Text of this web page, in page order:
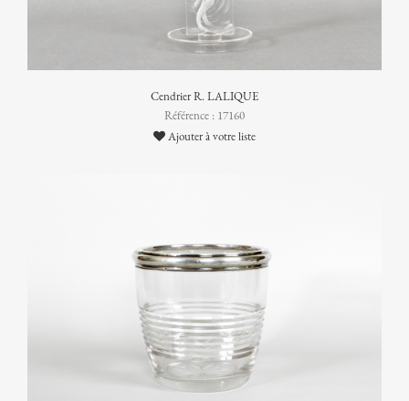
Cendrier R. LALIQUE
Référence : 17160
Ajouter à votre liste